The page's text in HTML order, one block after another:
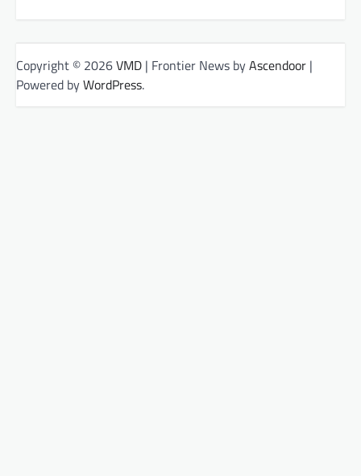
Copyright © 2026VMD | Frontier News byAscendoor |
Powered byWordPress.